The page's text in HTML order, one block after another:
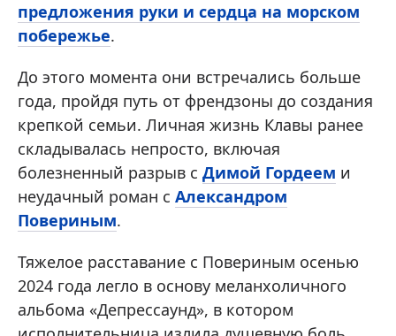
предложения руки и сердца на морском
побережье.
До этого момента они встречались больше
года, пройдя путь от френдзоны до создания
крепкой семьи. Личная жизнь Клавы ранее
складывалась непросто, включая
болезненный разрыв с Димой Гордеем и
неудачный роман с Александром
Повериным.
Тяжелое расставание с Повериным осенью
2024 года легло в основу меланхоличного
альбома «Депрессаунд», в котором